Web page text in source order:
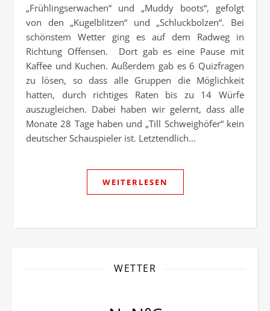
„Frühlingserwachen“ und „Muddy boots“, gefolgt
von den „Kugelblitzen“ und „Schluckbolzen“. Bei
schönstem Wetter ging es auf dem Radweg in
Richtung Offensen. Dort gab es eine Pause mit
Kaffee und Kuchen. Außerdem gab es 6 Quizfragen
zu lösen, so dass alle Gruppen die Möglichkeit
hatten, durch richtiges Raten bis zu 14 Würfe
auszugleichen. Dabei haben wir gelernt, dass alle
Monate 28 Tage haben und „Till Schweighöfer“ kein
deutscher Schauspieler ist. Letztendlich…
WEITERLESEN
WETTER